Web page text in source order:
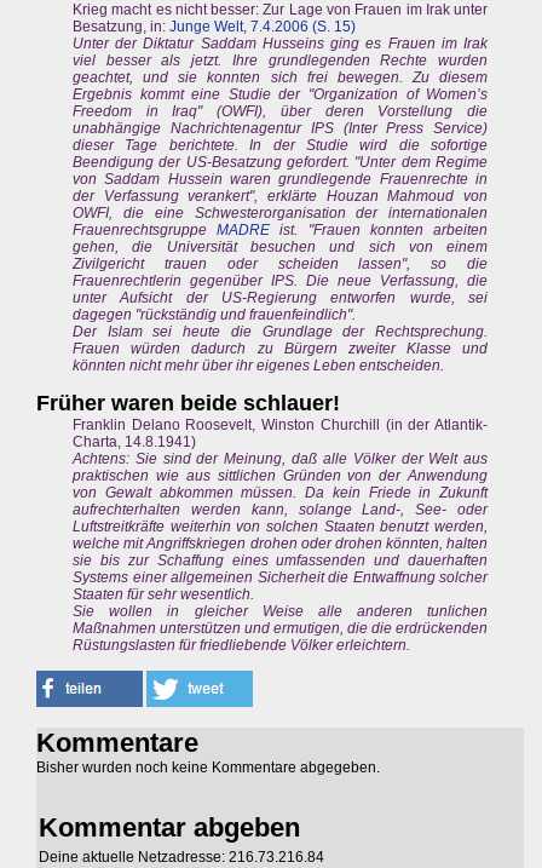
Krieg macht es nicht besser: Zur Lage von Frauen im Irak unter
Besatzung, in: Junge Welt, 7.4.2006 (S. 15)
Unter der Diktatur Saddam Husseins ging es Frauen im Irak
viel besser als jetzt. Ihre grundlegenden Rechte wurden
geachtet, und sie konnten sich frei bewegen. Zu diesem
Ergebnis kommt eine Studie der "Organization of Women’s
Freedom in Iraq" (OWFI), über deren Vorstellung die
unabhängige Nachrichtenagentur IPS (Inter Press Service)
dieser Tage berichtete. In der Studie wird die sofortige
Beendigung der US-Besatzung gefordert. "Unter dem Regime
von Saddam Hussein waren grundlegende Frauenrechte in
der Verfassung verankert", erklärte Houzan Mahmoud von
OWFI, die eine Schwesterorganisation der internationalen
FrauenrechtsgruppeMADRE ist. "Frauen konnten arbeiten
gehen, die Universität besuchen und sich von einem
Zivilgericht trauen oder scheiden lassen", so die
Frauenrechtlerin gegenüber IPS. Die neue Verfassung, die
unter Aufsicht der US-Regierung entworfen wurde, sei
dagegen "rückständig und frauenfeindlich".
Der Islam sei heute die Grundlage der Rechtsprechung.
Frauen würden dadurch zu Bürgern zweiter Klasse und
könnten nicht mehr über ihr eigenes Leben entscheiden.
Früher waren beide schlauer!
Franklin Delano Roosevelt, Winston Churchill (in der Atlantik-
Charta, 14.8.1941)
Achtens: Sie sind der Meinung, daß alle Völker der Welt aus
praktischen wie aus sittlichen Gründen von der Anwendung
von Gewalt abkommen müssen. Da kein Friede in Zukunft
aufrechterhalten werden kann, solange Land-, See- oder
Luftstreitkräfte weiterhin von solchen Staaten benutzt werden,
welche mit Angriffskriegen drohen oder drohen könnten, halten
sie bis zur Schaffung eines umfassenden und dauerhaften
Systems einer allgemeinen Sicherheit die Entwaffnung solcher
Staaten für sehr wesentlich.
Sie wollen in gleicher Weise alle anderen tunlichen
Maßnahmen unterstützen und ermutigen, die die erdrückenden
Rüstungslasten für friedliebende Völker erleichtern.
Kommentare
Bisher wurden noch keine Kommentare abgegeben.
Kommentar abgeben
Deine aktuelle Netzadresse: 216.73.216.84